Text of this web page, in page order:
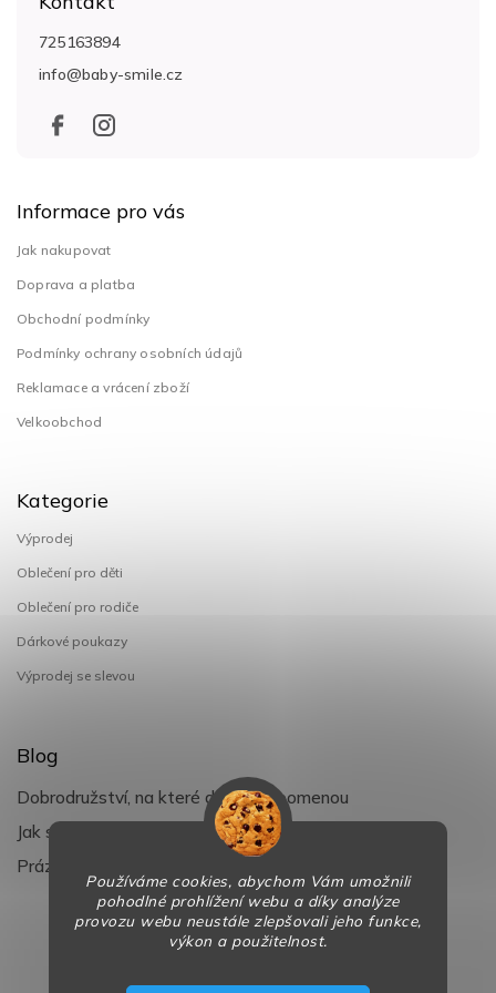
Používáme cookies, abychom Vám umožnili
pohodlné prohlížení webu a díky analýze
provozu webu neustále zlepšovali jeho funkce,
výkon a použitelnost.
info@baby-smile.cz
725163894
Informace pro vás
Jak nakupovat
Doprava a platba
Obchodní podmínky
Podmínky ochrany osobních údajů
Reklamace a vrácení zboží
Velkoobchod
Kategorie
Výprodej
Oblečení pro děti
Oblečení pro rodiče
Dárkové poukazy
Výprodej se slevou
Blog
Dobrodružství, na které děti nezapomenou
Jak si užít léto s dětmi naplno
Prázdniny klepou na dveře
BaBy-smile.cz. Všechna práva vyhrazena.